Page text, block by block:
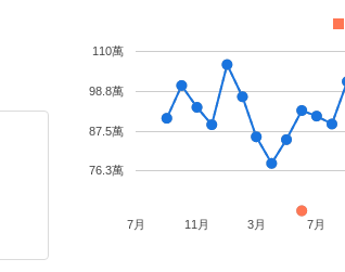
7月 11月 3月 7月
76.3萬
87.5萬
98.8萬
110萬